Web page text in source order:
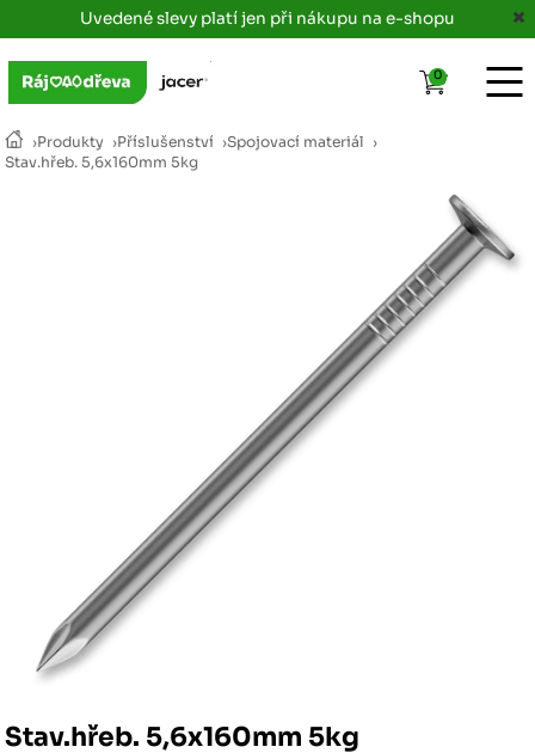
Uvedené slevy platí jen při nákupu na e-shopu
›Produkty ›Příslušenství ›Spojovací materiál ›
Stav.hřeb. 5,6x160mm 5kg
Stav.hřeb. 5,6x160mm 5kg
0